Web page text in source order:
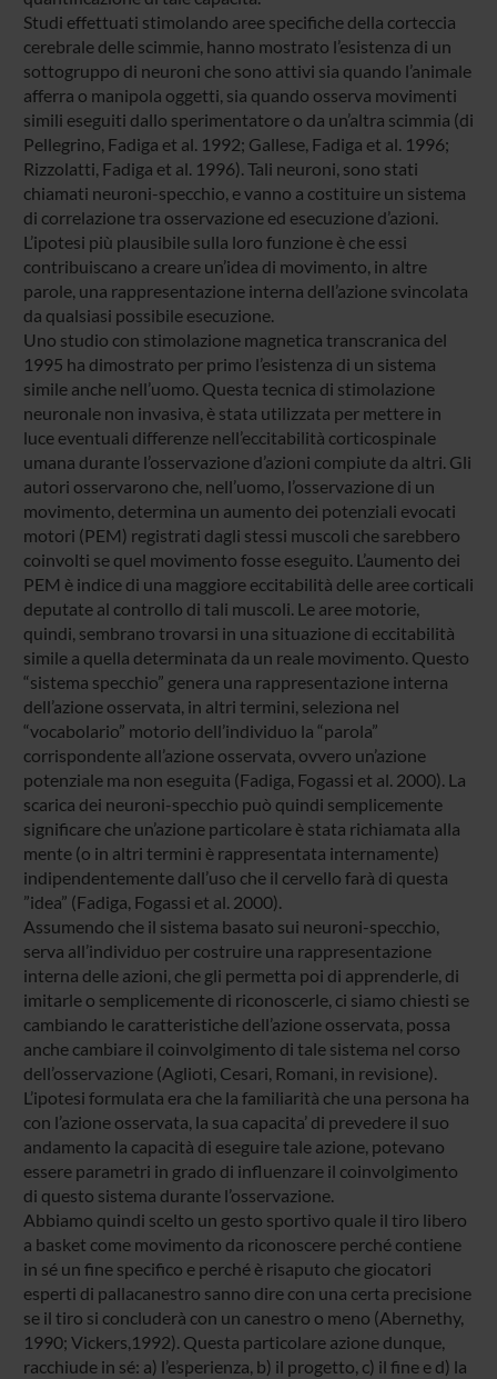
Studi effettuati stimolando aree specifiche della corteccia
cerebrale delle scimmie, hanno mostrato l’esistenza di un
sottogruppo di neuroni che sono attivi sia quando l’animale
afferra o manipola oggetti, sia quando osserva movimenti
simili eseguiti dallo sperimentatore o da un’altra scimmia (di
Pellegrino, Fadiga et al. 1992; Gallese, Fadiga et al. 1996;
Rizzolatti, Fadiga et al. 1996). Tali neuroni, sono stati
chiamati neuroni-specchio, e vanno a costituire un sistema
di correlazione tra osservazione ed esecuzione d’azioni.
L’ipotesi più plausibile sulla loro funzione è che essi
contribuiscano a creare un’idea di movimento, in altre
parole, una rappresentazione interna dell’azione svincolata
da qualsiasi possibile esecuzione.
Uno studio con stimolazione magnetica transcranica del
1995 ha dimostrato per primo l’esistenza di un sistema
simile anche nell’uomo. Questa tecnica di stimolazione
neuronale non invasiva, è stata utilizzata per mettere in
luce eventuali differenze nell’eccitabilità corticospinale
umana durante l’osservazione d’azioni compiute da altri. Gli
autori osservarono che, nell’uomo, l’osservazione di un
movimento, determina un aumento dei potenziali evocati
motori (PEM) registrati dagli stessi muscoli che sarebbero
coinvolti se quel movimento fosse eseguito. L’aumento dei
PEM è indice di una maggiore eccitabilità delle aree corticali
deputate al controllo di tali muscoli. Le aree motorie,
quindi, sembrano trovarsi in una situazione di eccitabilità
simile a quella determinata da un reale movimento. Questo
“sistema specchio” genera una rappresentazione interna
dell’azione osservata, in altri termini, seleziona nel
“vocabolario” motorio dell’individuo la “parola”
corrispondente all’azione osservata, ovvero un’azione
potenziale ma non eseguita (Fadiga, Fogassi et al. 2000). La
scarica dei neuroni-specchio può quindi semplicemente
significare che un’azione particolare è stata richiamata alla
mente (o in altri termini è rappresentata internamente)
indipendentemente dall’uso che il cervello farà di questa
”idea” (Fadiga, Fogassi et al. 2000).
Assumendo che il sistema basato sui neuroni-specchio,
serva all’individuo per costruire una rappresentazione
interna delle azioni, che gli permetta poi di apprenderle, di
imitarle o semplicemente di riconoscerle, ci siamo chiesti se
cambiando le caratteristiche dell’azione osservata, possa
anche cambiare il coinvolgimento di tale sistema nel corso
dell’osservazione (Aglioti, Cesari, Romani, in revisione).
L’ipotesi formulata era che la familiarità che una persona ha
con l’azione osservata, la sua capacita’ di prevedere il suo
andamento la capacità di eseguire tale azione, potevano
essere parametri in grado di influenzare il coinvolgimento
di questo sistema durante l’osservazione.
Abbiamo quindi scelto un gesto sportivo quale il tiro libero
a basket come movimento da riconoscere perché contiene
in sé un fine specifico e perché è risaputo che giocatori
esperti di pallacanestro sanno dire con una certa precisione
se il tiro si concluderà con un canestro o meno (Abernethy,
1990; Vickers,1992). Questa particolare azione dunque,
racchiude in sé: a) l’esperienza, b) il progetto, c) il fine e d) la